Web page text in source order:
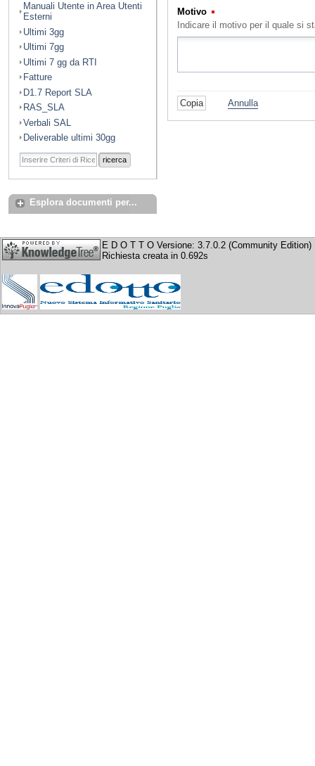
Manuali Utente in Area Utenti
Esterni
Ultimi 3gg
Ultimi 7gg
Ultimi 7 gg da RTI
Fatture
D1.7 Report SLA
RAS_SLA
Verbali SAL
Deliverable ultimi 30gg
ricerca
Esplora documenti per...
Motivo
Indicare il motivo per il quale si
Annulla
E D O T T O Versione: 3.7.0.2 (Community Edition)
Richiesta creata in 0.692s